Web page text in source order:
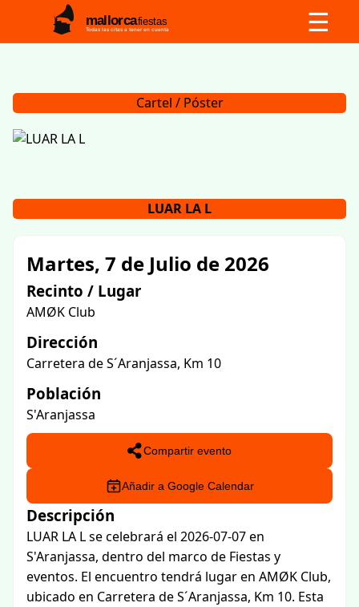
mallorcafiestas
Todas las citas a tener en cuenta ☰
Cartel / Póster
LUAR LA L
Martes, 7 de Julio de 2026
Recinto / Lugar
AMØK Club
Dirección
Carretera de S´Aranjassa, Km 10
Población
S'Aranjassa
Compartir evento
Añadir a Google Calendar
Descripción
LUAR LA L se celebrará el 2026-07-07 en
S'Aranjassa, dentro del marco de Fiestas y
eventos. El encuentro tendrá lugar en AMØK Club,
ubicado en Carretera de S´Aranjassa, Km 10. Esta